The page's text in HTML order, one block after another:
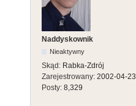
Naddyskownik
Nieaktywny
Skąd: Rabka-Zdrój
Zarejestrowany: 2002-04-23
Posty: 8,329